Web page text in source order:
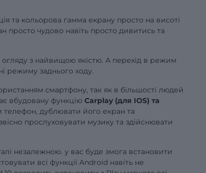
та кольорова гамма екрану просто на висоті
просто чудово навіть просто дивитись та
з найвищою якістю. А перехід в режим
режиму заднього ходу.
смартфону, так як в більшості людей
вбудовану функцію Carplay (для IOS) та
телефон, дублювати його екран та
прослуховувати музику та здійснювати
незалежною. у вас буде змога встановити
всі функції Android навіть не